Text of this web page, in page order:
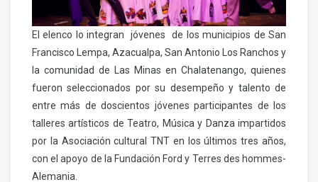
El elenco lo integran jóvenes de los municipios de San
Francisco Lempa, Azacualpa, San Antonio Los Ranchos y
la comunidad de Las Minas en Chalatenango, quienes
fueron seleccionados por su desempeño y talento de
entre más de doscientos jóvenes participantes de los
talleres artísticos de Teatro, Música y Danza impartidos
por la Asociación cultural TNT en los últimos tres años,
con el apoyo de la Fundación Ford y Terres des hommes-
Alemania.